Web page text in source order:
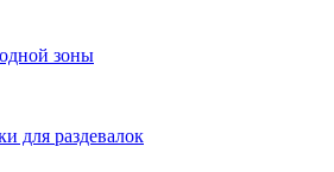
зоны
для раздевалок